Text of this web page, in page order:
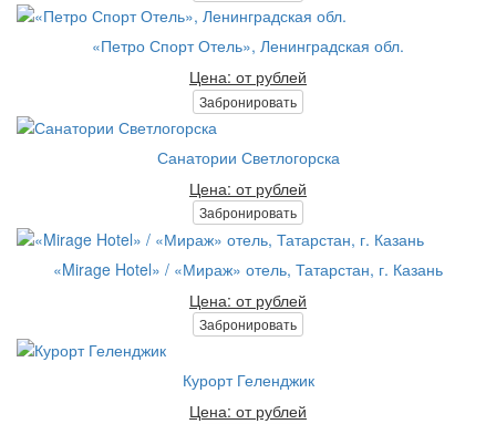
«Петро Спорт Отель», Ленинградская обл.
Цена: от рублей
Забронировать
Санатории Светлогорска
Цена: от рублей
Забронировать
«Mirage Hotel» / «Мираж» отель, Татарстан, г. Казань
Цена: от рублей
Забронировать
Курорт Геленджик
Цена: от рублей